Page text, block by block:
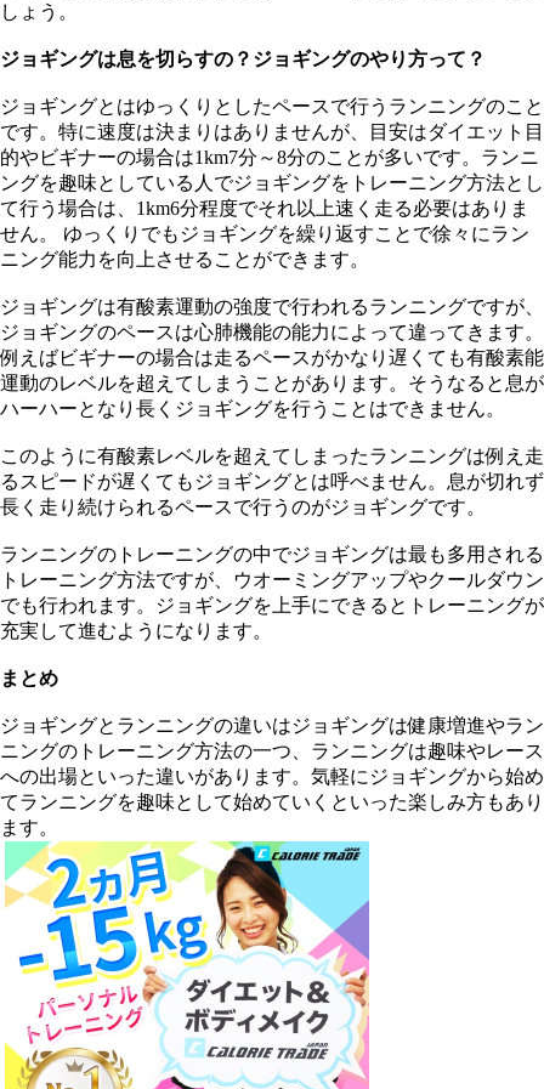
しょう。
ジョギングは息を切らすの？ジョギングのやり方って？
ジョギングとはゆっくりとしたペースで行うランニングのこと
です。特に速度は決まりはありませんが、目安はダイエット目
的やビギナーの場合は1km7分～8分のことが多いです。ランニ
ングを趣味としている人でジョギングをトレーニング方法とし
て行う場合は、1km6分程度でそれ以上速く走る必要はありま
せん。 ゆっくりでもジョギングを繰り返すことで徐々にラン
ニング能力を向上させることができます。
ジョギングは有酸素運動の強度で行われるランニングですが、
ジョギングのペースは心肺機能の能力によって違ってきます。
例えばビギナーの場合は走るペースがかなり遅くても有酸素能
運動のレベルを超えてしまうことがあります。そうなると息が
ハーハーとなり長くジョギングを行うことはできません。
このように有酸素レベルを超えてしまったランニングは例え走
るスピードが遅くてもジョギングとは呼べません。息が切れず
長く走り続けられるペースで行うのがジョギングです。
ランニングのトレーニングの中でジョギングは最も多用される
トレーニング方法ですが、ウオーミングアップやクールダウン
でも行われます。ジョギングを上手にできるとトレーニングが
充実して進むようになります。
まとめ
ジョギングとランニングの違いはジョギングは健康増進やラン
ニングのトレーニング方法の一つ、ランニングは趣味やレース
への出場といった違いがあります。気軽にジョギングから始め
てランニングを趣味として始めていくといった楽しみ方もあり
ます。